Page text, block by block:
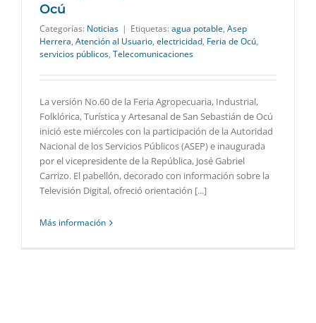
Ocú
Categorías: Noticias | Etiquetas: agua potable, Asep
Herrera, Atención al Usuario, electricidad, Feria de Ocú,
servicios públicos, Telecomunicaciones
La versión No.60 de la Feria Agropecuaria, Industrial,
Folklórica, Turística y Artesanal de San Sebastián de Ocú
inició este miércoles con la participación de la Autoridad
Nacional de los Servicios Públicos (ASEP) e inaugurada
por el vicepresidente de la República, José Gabriel
Carrizo. El pabellón, decorado con información sobre la
Televisión Digital, ofreció orientación [...]
Más información